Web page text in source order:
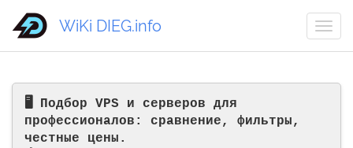
🖥️ Подбор VPS и серверов для
профессионалов: сравнение, фильтры,
честные цены.
WiKi DIEG.info